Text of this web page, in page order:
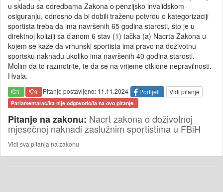
u skladu sa odredbama Zakona o penzijsko invalidskom
osiguranju, odnosno da bi dobili traženu potvrdu o kategorizaciji
sportista treba da ima navršenih 65 godina starosti, što je u
direktnoj koliziji sa članom 6 stav (1) tačka (a) Nacrta Zakona u
kojem se kaže da vrhunski sportista ima pravo na doživotnu
sportsku naknadu ukoliko ima navršenih 40 godina starosti.
Molim da to razmotrite, te da se na vrijeme otklone nepravilnosti.
Hvala.
3 0 Pitanje postavljeno: 11.11.2024 Podijeli Vidi pitanje
Parlamentarac/ka nije odgovorio/la na ovo pitanje.
Pitanje na zakonu: Nacrt zakona o doživotnoj
mjesečnoj naknadi zaslužnim sportistima u FBiH
Vidi sva pitanja na zakonu